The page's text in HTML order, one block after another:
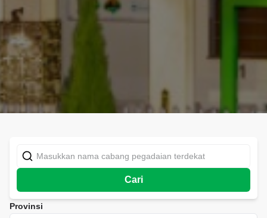
Cari
Provinsi